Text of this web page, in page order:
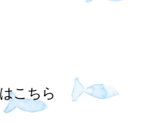
こちら